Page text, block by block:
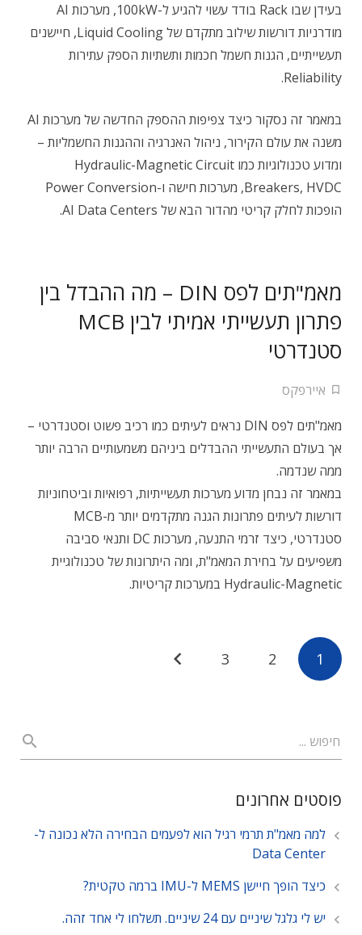
בעידן שבו Rack בודד עשוי להגיע ל-100kW, מערכות AI
מודרניות דורשות שילוב מתקדם של Liquid Cooling, חיישנים
תעשייתיים, הגנות חשמל חכמות ותשתיות הספק עתירות
Reliability.
במאמר זה נסקור כיצד צפיפות ההספק החדשה של מערכות AI
משנה את עולם הקירור, ניהול האנרגיה וההגנות החשמליות –
ומדוע טכנולוגיות כמו Hydraulic-Magnetic Circuit
Breakers, HVDC, מערכות חישה ו-Power Conversion
הופכות לחלק קריטי מהדור הבא של AI Data Centers.
מאמ"תים לפס DIN – מה ההבדל בין
פתרון תעשייתי אמיתי לבין MCB
סטנדרטי
איירפקס
מאמ"תים לפס DIN נראים לעיתים כמו רכיב פשוט וסטנדרטי –
אך בעולם התעשייתי ההבדלים ביניהם משמעותיים הרבה יותר
ממה שנדמה.
במאמר זה נבחן מדוע מערכות תעשייתיות, רפואיות וביטחוניות
דורשות לעיתים פתרונות הגנה מתקדמים יותר מ-MCB
סטנדרטי, כיצד זרמי התנעה, מערכות DC ותנאי סביבה
משפיעים על בחירת המאמ"ת, ומה היתרונות של טכנולוגיית
Hydraulic-Magnetic במערכות קריטיות.
1
2
3
פוסטים אחרונים
למה מאמ"ת תרמי רגיל הוא לפעמים הבחירה הלא נכונה ל-
Data Center
כיצד הופך חיישן MEMS ל-IMU ברמה טקטית?
יש לי גלגל שיניים עם 24 שיניים. תשלחו לי אחד זהה.